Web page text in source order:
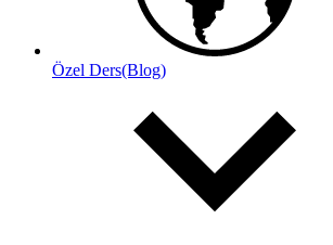
Özel Ders(Blog)